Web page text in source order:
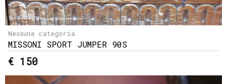
Nessuna categoria
MISSONI SPORT JUMPER 90S
€ 150